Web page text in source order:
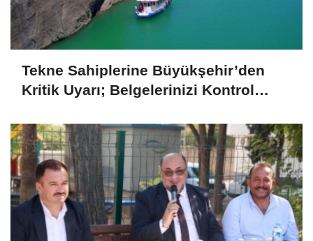
Tekne Sahiplerine Büyükşehir’den
Kritik Uyarı; Belgelerinizi Kontrol